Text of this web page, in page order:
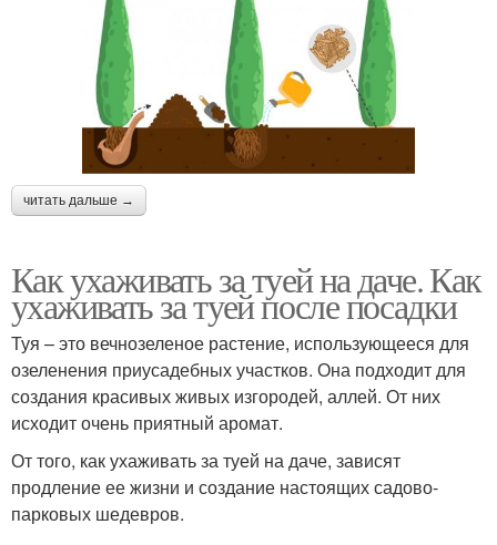
читать дальше →
Как ухаживать за туей на даче. Как
ухаживать за туей после посадки
Туя – это вечнозеленое растение, использующееся для
озеленения приусадебных участков. Она подходит для
создания красивых живых изгородей, аллей. От них
исходит очень приятный аромат.
От того, как ухаживать за туей на даче, зависят
продление ее жизни и создание настоящих садово-
парковых шедевров.